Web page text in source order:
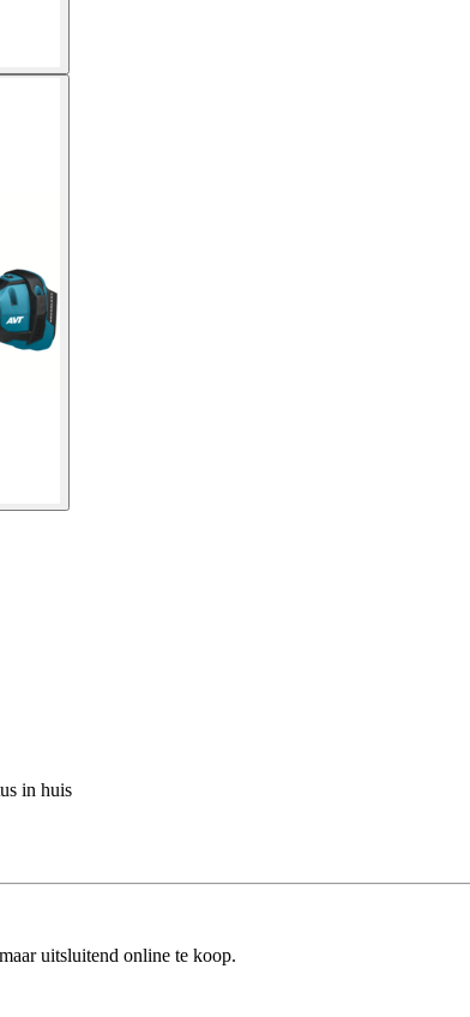
in huis
uitsluitend online te koop.